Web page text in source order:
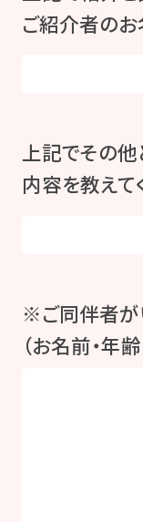
ご紹介者のお
上記でその他
内容を教えて
※ご同伴者が
（お名前・年